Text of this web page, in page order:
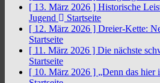
[ 13. März 2026 ] Historische
Jugend
Startseite
[ 12. März 2026 ] Dreier-Kette:
Startseite
[ 11. März 2026 ] Die nächste
Startseite
[ 10. März 2026 ] „Denn das hier